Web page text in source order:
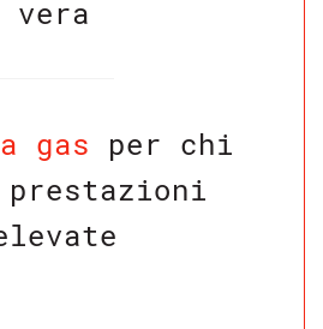
vera
gas per chi
prestazioni